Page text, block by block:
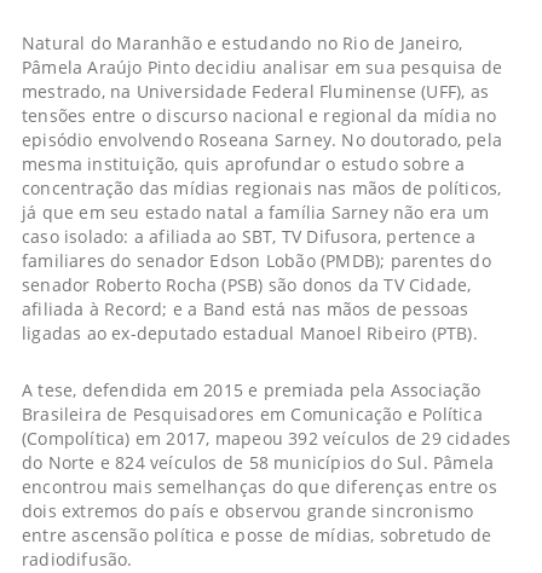
Natural do Maranhão e estudando no Rio de Janeiro,
Pâmela Araújo Pinto decidiu analisar em sua pesquisa de
mestrado, na Universidade Federal Fluminense (UFF), as
tensões entre o discurso nacional e regional da mídia no
episódio envolvendo Roseana Sarney. No doutorado, pela
mesma instituição, quis aprofundar o estudo sobre a
concentração das mídias regionais nas mãos de políticos,
já que em seu estado natal a família Sarney não era um
caso isolado: a afiliada ao SBT, TV Difusora, pertence a
familiares do senador Edson Lobão (PMDB); parentes do
senador Roberto Rocha (PSB) são donos da TV Cidade,
afiliada à Record; e a Band está nas mãos de pessoas
ligadas ao ex-deputado estadual Manoel Ribeiro (PTB).
A tese, defendida em 2015 e premiada pela Associação
Brasileira de Pesquisadores em Comunicação e Política
(Compolítica) em 2017, mapeou 392 veículos de 29 cidades
do Norte e 824 veículos de 58 municípios do Sul. Pâmela
encontrou mais semelhanças do que diferenças entre os
dois extremos do país e observou grande sincronismo
entre ascensão política e posse de mídias, sobretudo de
radiodifusão.